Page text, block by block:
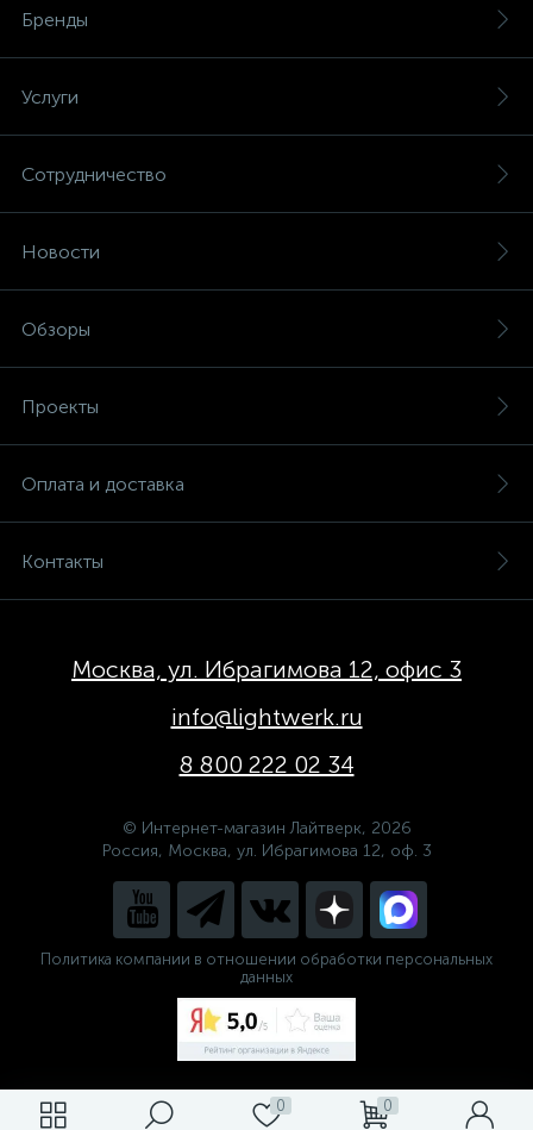
0 0
Бренды
Услуги
Сотрудничество
Новости
Обзоры
Проекты
Оплата и доставка
Контакты
Москва, ул. Ибрагимова 12, офис 3
info@lightwerk.ru
8 800 222 02 34
© Интернет-магазин Лайтверк, 2026
Россия, Москва, ул. Ибрагимова 12, оф. 3
Политика компании в отношении обработки персональных
данных